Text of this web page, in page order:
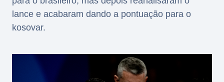
lance e acabaram dando a pontuação para o
kosovar.